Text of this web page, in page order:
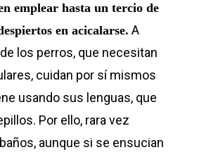
emplear hasta un tercio de
en acicalarse. A
los perros, que necesitan
cuidan por sí mismos
usando sus lenguas, que
Por ello, rara vez
aunque si se ensucian